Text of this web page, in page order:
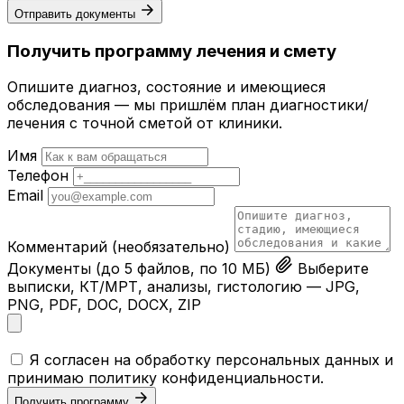
Отправить документы
Получить программу лечения и смету
Опишите диагноз, состояние и имеющиеся
обследования — мы пришлём план диагностики/
лечения с точной сметой от клиники.
Имя
Телефон
Email
Комментарий (необязательно)
Документы (до 5 файлов, по 10 МБ)
Выберите
выписки, КТ/МРТ, анализы, гистологию — JPG,
PNG, PDF, DOC, DOCX, ZIP
Я согласен на обработку персональных данных и
принимаю политику конфиденциальности.